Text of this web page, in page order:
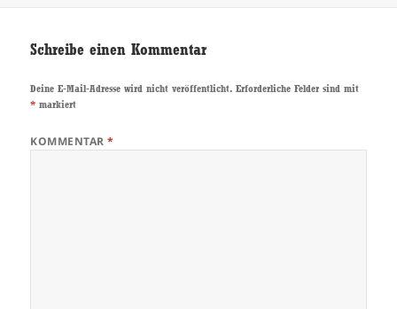
Schreibe einen Kommentar
Deine E-Mail-Adresse wird nicht veröffentlicht. Erforderliche Felder sind mit
* markiert
KOMMENTAR*